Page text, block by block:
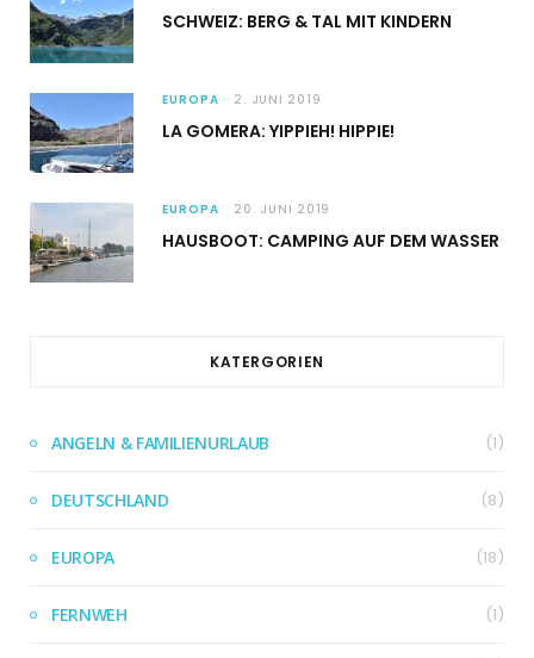
SCHWEIZ: BERG & TAL MIT KINDERN
EUROPA 2. JUNI 2019
LA GOMERA: YIPPIEH! HIPPIE!
EUROPA 20. JUNI 2019
HAUSBOOT: CAMPING AUF DEM WASSER
KATERGORIEN
ANGELN & FAMILIENURLAUB (1)
DEUTSCHLAND (8)
EUROPA (18)
FERNWEH (1)